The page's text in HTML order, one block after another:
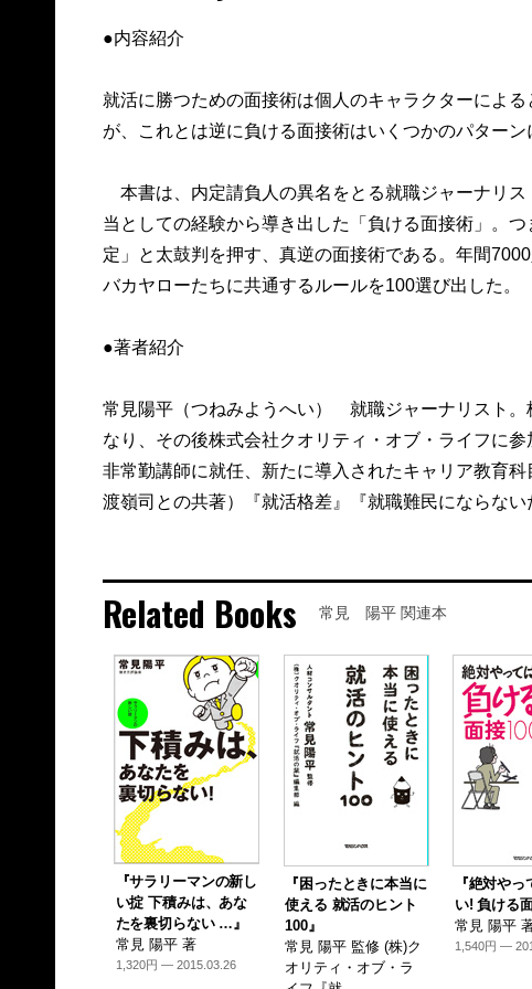
●内容紹介
就活に勝つための面接術は個人のキャラクターによ
が、これとは逆に負ける面接術はいくつかのパターン
本書は、内定請負人の異名をとる就職ジャーナリ
当としての経験から導き出した「負ける面接術」。
定」と太鼓判を押す、真逆の面接術である。年間
バカヤローたちに共通するルールを100選び出した。
●著者紹介
常見陽平（つねみようへい） 就職ジャーナリスト。
なり、その後株式会社クオリティ・オブ・ライフに
非常勤講師に就任、新たに導入されたキャリア教育
渡嶺司との共著）『就活格差』『就職難民にならない
Related Books 常見 陽平 関連本
『サラリーマンの新し
い掟 下積みは、あな
たを裏切らない …』
常見 陽平 著
1,320円 — 2015.03.26
『困ったときに本当に
使える 就活のヒント
100』
常見 陽平 監修 (株)ク
オリティ・オブ・ラ
『絶対や
い! 負ける
常見 陽平
1,540円 —